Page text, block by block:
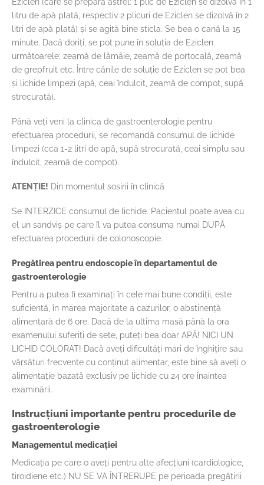
litru de apă plată, respectiv 2 plicuri de Eziclen se dizolvă în 2
litri de apă plată) și se agită bine sticla. Se bea o cană la 15
minute. Dacă doriți, se pot pune în soluția de Eziclen
următoarele: zeamă de lămâie, zeamă de portocală, zeamă
de grepfruit etc. Între cănile de soluție de Eziclen se pot bea
și lichide limpezi (apă, ceai îndulcit, zeamă de compot, supă
strecurată).
Până veți veni la clinica de gastroenterologie pentru
efectuarea procedurii, se recomandă consumul de lichide
limpezi (cca 1-2 litri de apă, supă strecurată, ceai simplu sau
îndulcit, zeamă de compot).
ATENȚIE! Din momentul sosirii în clinică
Se INTERZICE consumul de lichide. Pacientul poate avea cu
el un sandviș pe care îl va putea consuma numai DUPĂ
efectuarea procedurii de colonoscopie.
Pregătirea pentru endoscopie în departamentul de
gastroenterologie
Pentru a putea fi examinați în cele mai bune condiții, este
suficientă, în marea majoritate a cazurilor, o abstinență
alimentară de 6 ore. Dacă de la ultima masă până la ora
examenului suferiți de sete, puteți bea doar APĂ! NICI UN
LICHID COLORAT! Dacă aveți dificultăți mari de înghițire sau
vărsături frecvente cu conținut alimentar, este bine să aveți o
alimentație bazată exclusiv pe lichide cu 24 ore înaintea
examinării.
Instrucțiuni importante pentru procedurile de
gastroenterologie
Managementul medicației
Medicația pe care o aveți pentru alte afecțiuni (cardiologice,
tiroidiene etc.) NU SE VA ÎNTRERUPE pe perioada pregătirii